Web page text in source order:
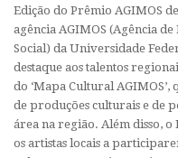
Edição do Prêmio AGIMOS
agência AGIMOS (Agência
Social) da Universidade
destaque aos talentos
do ‘Mapa Cultural
de produções culturais e de
área na região. Além disso,
os artistas locais a